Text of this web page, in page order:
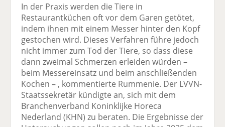
In der Praxis werden die Tiere in
Restaurantküchen oft vor dem Garen getötet,
indem ihnen mit einem Messer hinter den Kopf
gestochen wird. Dieses Verfahren führe jedoch
nicht immer zum Tod der Tiere, so dass diese
dann zweimal Schmerzen erleiden würden –
beim Messereinsatz und beim anschließenden
Kochen – , kommentierte Rummenie. Der LVVN-
Staatssekretär kündigte an, sich mit dem
Branchenverband Koninklijke Horeca
Nederland (KHN) zu beraten. Die Ergebnisse der